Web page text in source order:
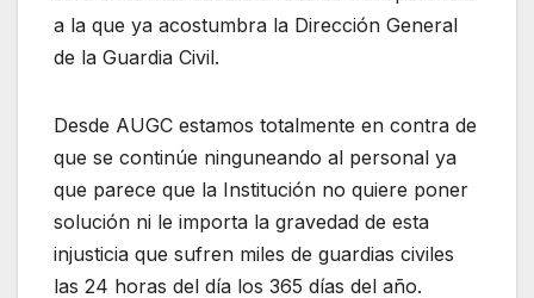
a la que ya acostumbra la Dirección General
de la Guardia Civil.
Desde AUGC estamos totalmente en contra de
que se continúe ninguneando al personal ya
que parece que la Institución no quiere poner
solución ni le importa la gravedad de esta
injusticia que sufren miles de guardias civiles
las 24 horas del día los 365 días del año.